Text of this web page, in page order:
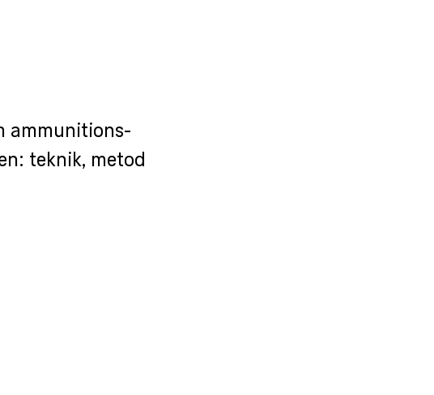
ammunitions-
teknik, metod